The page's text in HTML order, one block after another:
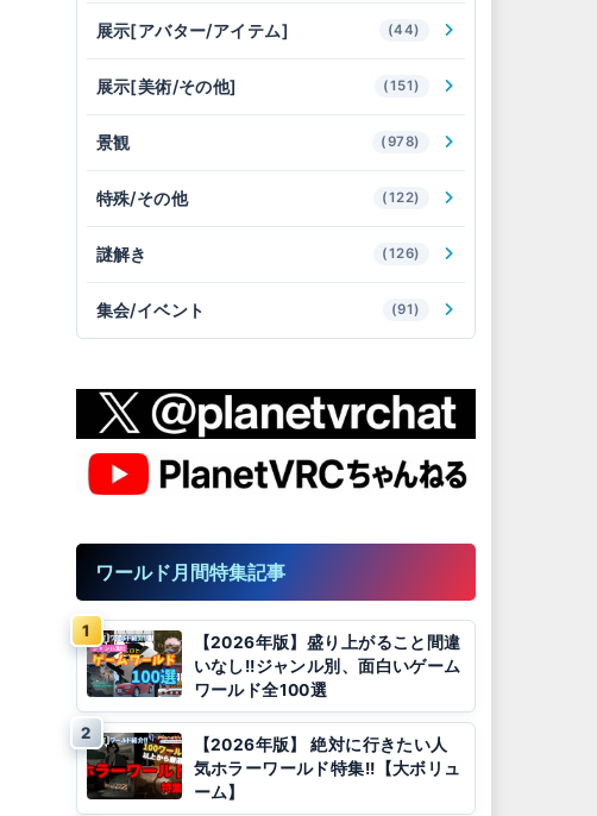
展示[アバター/アイテム] (44)
展示[美術/その他] (151)
景観 (978)
特殊/その他 (122)
謎解き (126)
集会/イベント (91)
ワールド月間特集記事
【2026年版】盛り上がること間違
いなし!!ジャンル別、面白いゲーム
ワールド全100選
【2026年版】 絶対に行きたい人
気ホラーワールド特集!!【大ボリュ
ーム】